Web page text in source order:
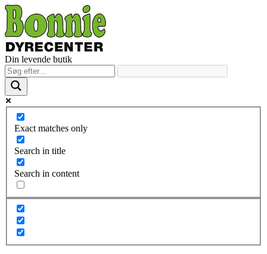
Din levende butik
Exact matches only
Search in title
Search in content